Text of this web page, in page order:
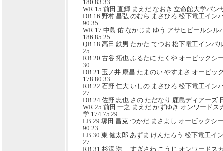
180 83 33
WR 15 前田 直輝 まえだ なおき 立命館大学パン
DB 16 野村 昌弘 のむら まさひろ 松下電工イン
90 35
WR 17 中島 佑 なかじま ゆう アサヒビールシル
186 85 25
QB 18 高田 鉄男 たかた てつお 松下電工インパ
25
RB 20 古谷 拓也 ふるたに たくや オービックシ
30
DB 21 玉ノ井 康昌 たまのい やすまさ オービッ
178 80 33
RB 22 石野 仁大 いしの まさひろ 松下電工イン
27
DB 24 佐野 忠也 さの ただなり 鹿島ディアーズ
WR 25 前田 一之 まえだ かずゆき オンワードス
学 174 75 29
LB 29 塚田 昌克 つかだ まさよし オービックシ
90 23
LB 30 東 健太郎 あずま けんたろう 松下電工イ
27
RB 31 杉澤 浩二 すぎさわ こうじ オンワードス